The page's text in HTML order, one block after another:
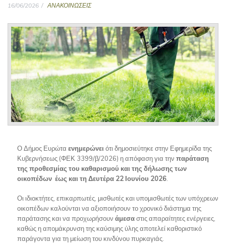
16/06/2026 ΑΝΑΚΟΙΝΩΣΕΙΣ
Ο Δήμος Ευρώτα ενημερώνει ότι δημοσιεύτηκε στην Εφημερίδα της
Κυβερνήσεως (ΦΕΚ 3399/β/2026) η απόφαση για την παράταση
της προθεσμίας του καθαρισμού και της δήλωσης των
οικοπέδων έως και τη Δευτέρα 22 Ιουνίου 2026.
Οι ιδιοκτήτες, επικαρπωτές, μισθωτές και υπομισθωτές των υπόχρεων
οικοπέδων καλούνται να αξιοποιήσουν το χρονικό διάστημα της
παράτασης και να προχωρήσουν άμεσαστις απαραίτητες ενέργειες,
καθώς η απομάκρυνση της καύσιμης ύλης αποτελεί καθοριστικό
παράγοντα για τη μείωση του κινδύνου πυρκαγιάς.